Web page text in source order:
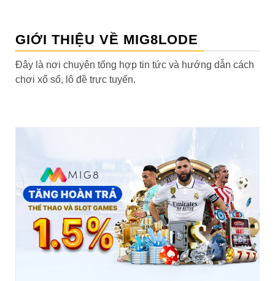
GIỚI THIỆU VỀ MIG8LODE
Đây là nơi chuyên tổng hợp tin tức và hướng dẫn cách
chơi xổ số, lô đề trực tuyến.